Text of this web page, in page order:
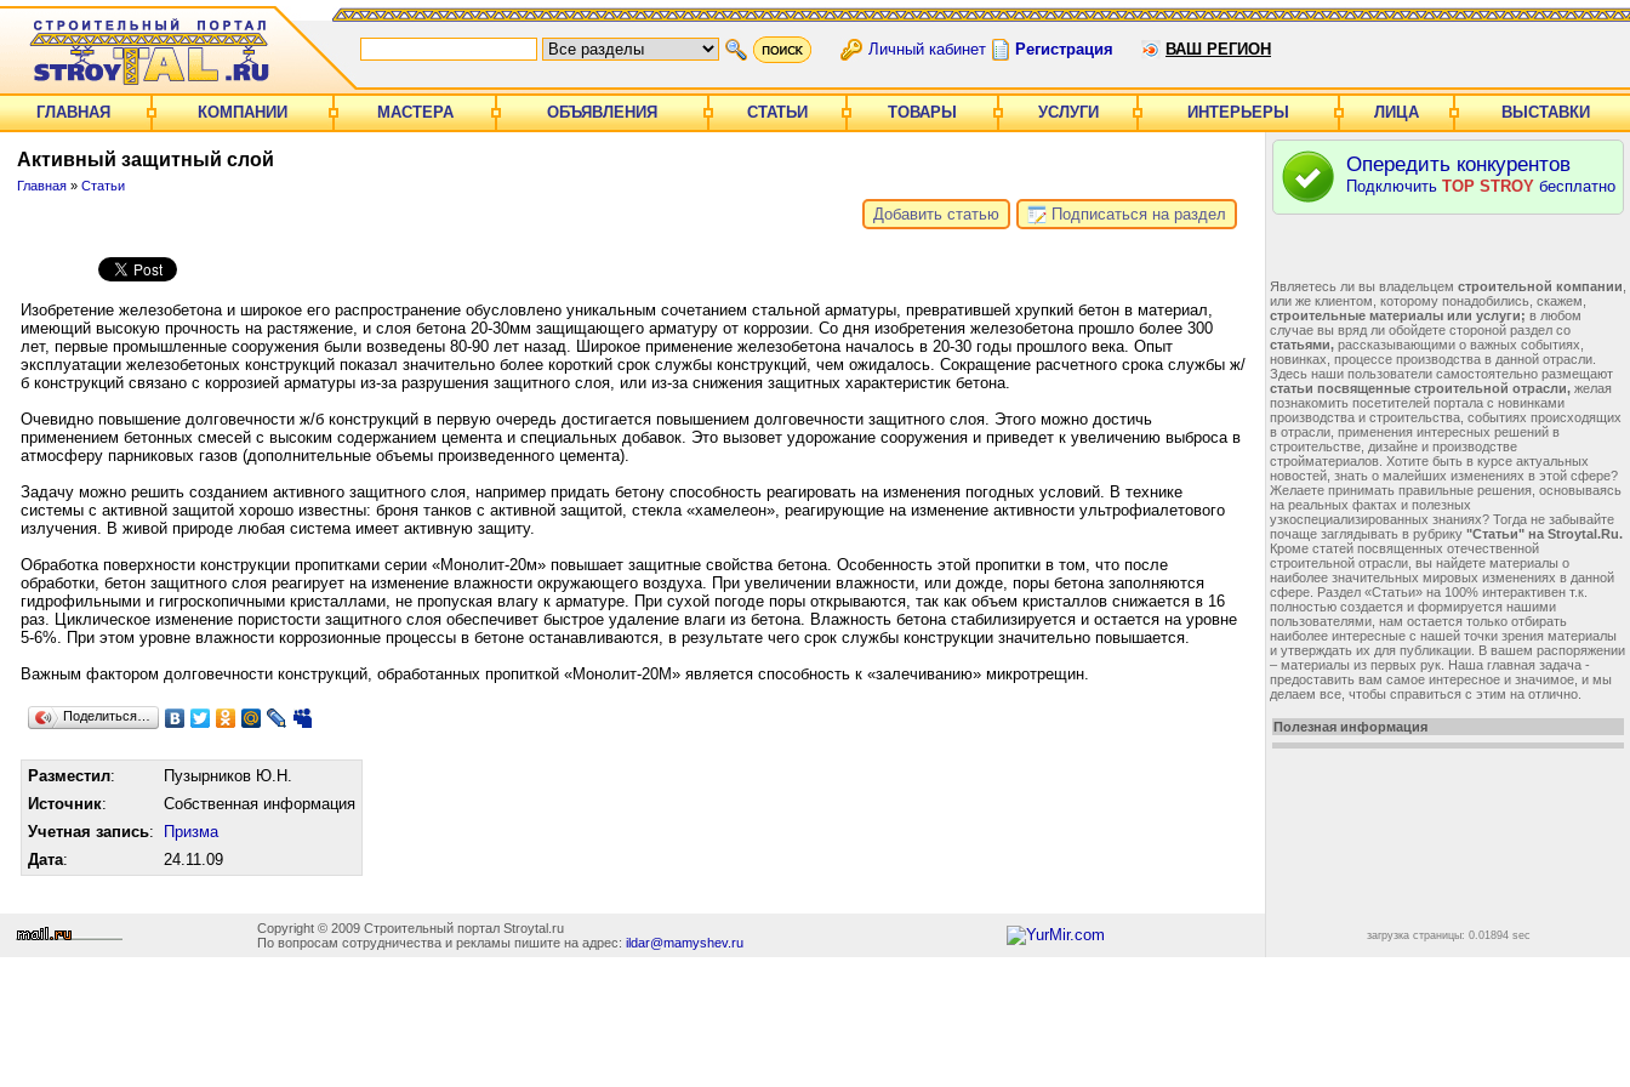
Личный кабинет Регистрация ВАШ РЕГИОН
ГЛАВНАЯ КОМПАНИИ МАСТЕРА ОБЪЯВЛЕНИЯ СТАТЬИ ТОВАРЫ УСЛУГИ ИНТЕРЬЕРЫ ЛИЦА ВЫСТАВКИ
Активный защитный слой
Главная» Статьи
Добавить статью Подписаться на раздел
Изобретение железобетона и широкое его распространение обусловлено уникальным сочетанием стальной арматуры, превратившей хрупкий бетон в материал,
имеющий высокую прочность на растяжение, и слоя бетона 20-30мм защищающего арматуру от коррозии. Со дня изобретения железобетона прошло более 300
лет, первые промышленные сооружения были возведены 80-90 лет назад. Широкое применение железобетона началось в 20-30 годы прошлого века. Опыт
эксплуатации железобетоных конструкций показал значительно более короткий срок службы конструкций, чем ожидалось. Сокращение расчетного срока службы ж/
б конструкций связано с коррозией арматуры из-за разрушения защитного слоя, или из-за снижения защитных характеристик бетона.
Очевидно повышение долговечности ж/б конструкций в первую очередь достигается повышением долговечности защитного слоя. Этого можно достичь
применением бетонных смесей с высоким содержанием цемента и специальных добавок. Это вызовет удорожание сооружения и приведет к увеличению выброса в
атмосферу парниковых газов (дополнительные объемы произведенного цемента).
Задачу можно решить созданием активного защитного слоя, например придать бетону способность реагировать на изменения погодных условий. В технике
системы с активной защитой хорошо известны: броня танков с активной защитой, стекла «хамелеон», реагирующие на изменение активности ультрофиалетового
излучения. В живой природе любая система имеет активную защиту.
Обработка поверхности конструкции пропитками серии «Монолит-20м» повышает защитные свойства бетона. Особенность этой пропитки в том, что после
обработки, бетон защитного слоя реагирует на изменение влажности окружающего воздуха. При увеличении влажности, или дожде, поры бетона заполняются
гидрофильными и гигроскопичными кристаллами, не пропуская влагу к арматуре. При сухой погоде поры открываются, так как объем кристаллов снижается в 16
раз. Циклическое изменение пористости защитного слоя обеспечивет быстрое удаление влаги из бетона. Влажность бетона стабилизируется и остается на уровне
5-6%. При этом уровне влажности коррозионные процессы в бетоне останавливаются, в результате чего срок службы конструкции значительно повышается.
Важным фактором долговечности конструкций, обработанных пропиткой «Монолит-20М» является способность к «залечиванию» микротрещин.
Поделиться…
Разместил:
Пузырников Ю.Н.
Источник:
Собственная информация
Учетная запись:
Призма
Дата: 24.11.09
Опередить конкурентов
Подключить TOP STROY бесплатно
Являетесь ли вы владельцем строительной компании
или же клиентом, которому понадобились, скажем,
строительные материалы или услуги; в любом
случае вы вряд ли обойдете стороной раздел со
статьями, рассказывающими о важных событиях,
новинках, процессе производства в данной отрасли.
Здесь наши пользователи самостоятельно размещают
статьи посвященные строительной отрасли, желая
познакомить посетителей портала с новинками
производства и строительства, событиях происходящих
в отрасли, применения интересных решений в
строительстве, дизайне и производстве
стройматериалов. Хотите быть в курсе актуальных
новостей, знать о малейших изменениях в этой сфере?
Желаете принимать правильные решения, основываясь
на реальных фактах и полезных
узкоспециализированных знаниях? Тогда не забывайте
почаще заглядывать в рубрику "Статьи" на Stroytal.Ru.
Кроме статей посвященных отечественной
строительной отрасли, вы найдете материалы о
наиболее значительных мировых изменениях в данной
сфере. Раздел «Статьи» на 100% интерактивен т.к.
полностью создается и формируется нашими
пользователями, нам остается только отбирать
наиболее интересные с нашей точки зрения материалы
и утверждать их для публикации. В вашем распоряжении
– материалы из первых рук. Наша главная задача -
предоставить вам самое интересное и значимое, и мы
делаем все, чтобы справиться с этим на отлично.
Полезная информация
Copyright © 2009 Строительный портал Stroytal.ru
По вопросам сотрудничества и рекламы пишите на адрес: ildar@mamyshev.ru загрузка страницы: 0.01894 sec